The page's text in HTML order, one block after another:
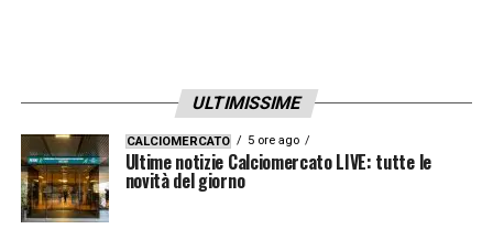
ULTIMISSIME
CALCIOMERCATO 5 ore ago
Ultime notizie Calciomercato LIVE: tutte le
novità del giorno